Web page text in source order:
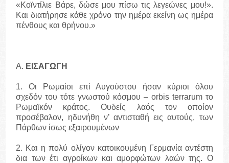
«Κοϊντίλιε Βάρε, δώσε μου πίσω τις λεγεώνες μου!».
Και διατήρησε κάθε χρόνο την ημέρα εκείνη ως ημέρα
πένθους και θρήνου.»
Α. ΕΙΣΑΓΩΓΗ
1. Οι Ρωμαίοι επί Αυγούστου ήσαν κύριοι όλου
σχεδόν του τότε γνωστού κόσμου – orbis terrarum το
Ρωμαϊκόν κράτος. Ουδείς λαός τον οποίον
προσέβαλον, ηδυνήθη ν’ αντισταθή εις αυτούς, των
Πάρθων ίσως εξαιρουμένων
2. Και η πολύ ολίγον κατοικουμένη Γερμανία αντέστη
δια των έτι αγροίκων και αμορφώτων λαών της. Ο